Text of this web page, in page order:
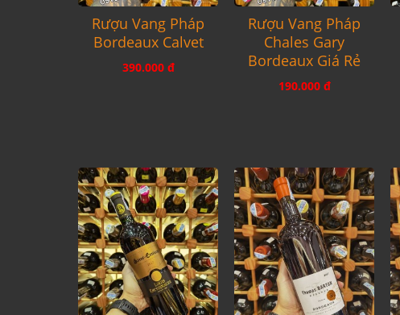
Rượu Vang Pháp
Bordeaux Calvet
390.000 đ
Rượu Vang Pháp
Chales Gary
Bordeaux Giá Rẻ
190.000 đ